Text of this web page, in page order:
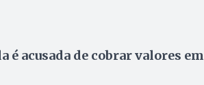
acusada de cobrar valores em